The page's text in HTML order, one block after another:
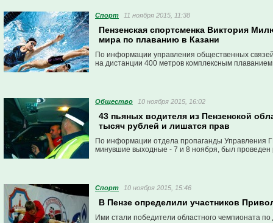
Спорт 11 ноября 2015, 11:38
Пензенская спортсменка Виктория
мира по плаванию в Казани
По информации управления общественных
на дистанции 400 метров комплексным
Общество 10 ноября 2015, 16:02
43 пьяных водителя из Пензенской
тысяч рублей и лишатся прав
По информации отдела пропаганды Управления
минувшие выходные - 7 и 8 ноября, был проведен
Спорт 10 ноября 2015, 15:46
В Пензе определили участников
Ими стали победители областного чемпионата